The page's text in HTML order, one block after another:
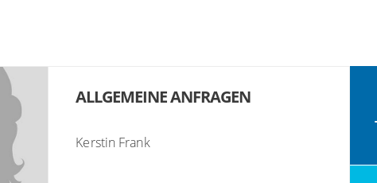
ALLGEMEINE ANFRAGEN
Kerstin Frank